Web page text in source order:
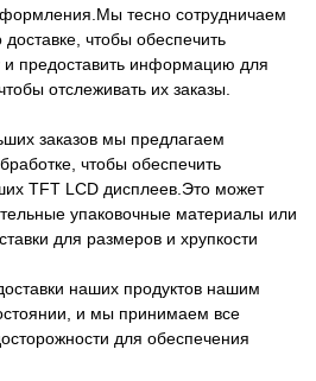
тесно сотрудничаем
чтобы обеспечить
и предоставить информацию для
отслеживать их заказы.
заказов мы предлагаем
чтобы обеспечить
TFT LCD дисплеев.Это может
упаковочные материалы или
для размеров и хрупкости
наших продуктов нашим
и мы принимаем все
для обеспечения